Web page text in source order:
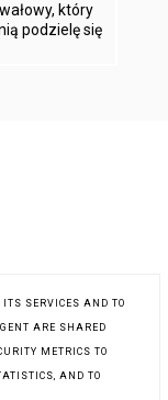
który
podzielę się
ITS SERVICES AND TO
ARE SHARED
METRICS TO
AND TO